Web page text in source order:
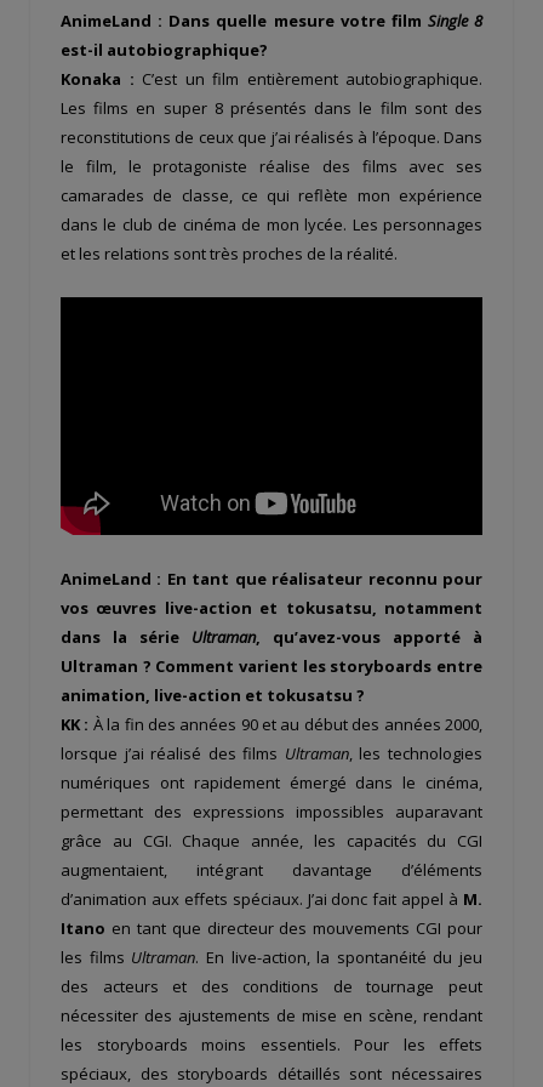
AnimeLand : Dans quelle mesure votre film Single 8
est-il autobiographique?
Konaka : C’est un film entièrement autobiographique.
Les films en super 8 présentés dans le film sont des
reconstitutions de ceux que j’ai réalisés à l’époque. Dans
le film, le protagoniste réalise des films avec ses
camarades de classe, ce qui reflète mon expérience
dans le club de cinéma de mon lycée. Les personnages
et les relations sont très proches de la réalité.
AnimeLand : En tant que réalisateur reconnu pour
vos œuvres live-action et tokusatsu, notamment
dans la série Ultraman, qu’avez-vous apporté à
Ultraman ? Comment varient les storyboards entre
animation, live-action et tokusatsu ?
KK : À la fin des années 90 et au début des années 2000,
lorsque j’ai réalisé des films Ultraman, les technologies
numériques ont rapidement émergé dans le cinéma,
permettant des expressions impossibles auparavant
grâce au CGI. Chaque année, les capacités du CGI
augmentaient, intégrant davantage d’éléments
d’animation aux effets spéciaux. J’ai donc fait appel à M.
Itano en tant que directeur des mouvements CGI pour
les films Ultraman. En live-action, la spontanéité du jeu
des acteurs et des conditions de tournage peut
nécessiter des ajustements de mise en scène, rendant
les storyboards moins essentiels. Pour les effets
spéciaux, des storyboards détaillés sont nécessaires